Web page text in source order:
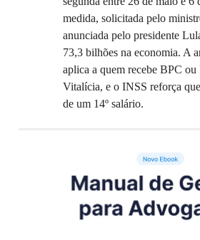
medida, solicitada pelo
anunciada pelo presidente
73,3 bilhões na economia. A
aplica a quem recebe BPC ou
Vitalícia, e o INSS reforça
de um 14º salário.